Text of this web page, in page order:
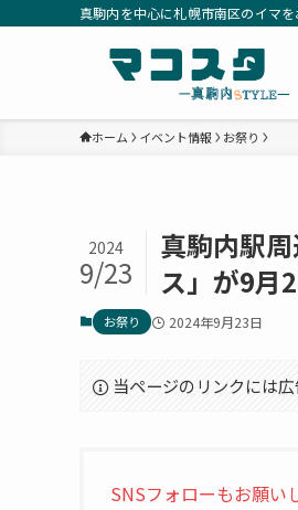
真駒内を中心に札幌市南区のイマを
ホーム イベント情報 お祭り
真駒内駅
ス」が9月
2024
9/23
お祭り 2024年9月23日
当ページのリンクには広
SNSフォローもお願い